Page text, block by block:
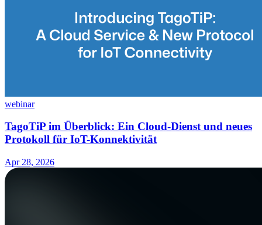
webinar
TagoTiP im Überblick: Ein Cloud-Dienst und neues
Protokoll für IoT-Konnektivität
Apr 28, 2026